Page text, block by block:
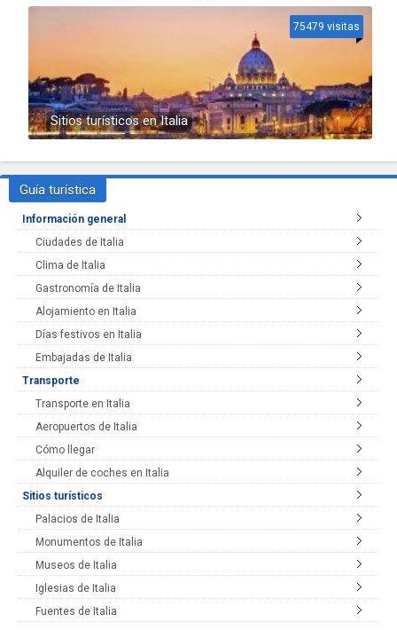
Sitios turísticos en Italia
75479 visitas
Guía turística
Información general
Ciudades de Italia
Clima de Italia
Gastronomía de Italia
Alojamiento en Italia
Días festivos en Italia
Embajadas de Italia
Transporte
Transporte en Italia
Aeropuertos de Italia
Cómo llegar
Alquiler de coches en Italia
Sitios turísticos
Palacios de Italia
Monumentos de Italia
Museos de Italia
Iglesias de Italia
Fuentes de Italia